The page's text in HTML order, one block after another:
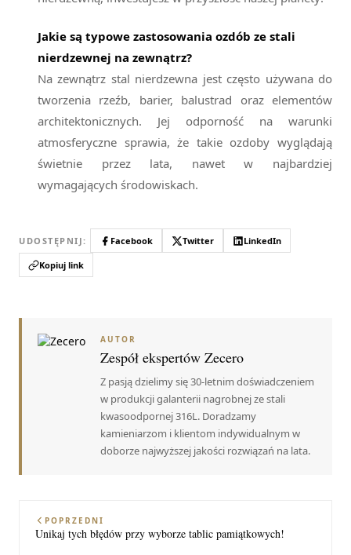
Jakie są typowe zastosowania ozdób ze stali
nierdzewnej na zewnątrz?
Na zewnątrz stal nierdzewna jest często używana do
tworzenia rzeźb, barier, balustrad oraz elementów
architektonicznych. Jej odporność na warunki
atmosferyczne sprawia, że takie ozdoby wyglądają
świetnie przez lata, nawet w najbardziej
wymagających środowiskach.
UDOSTĘPNIJ: Facebook Twitter LinkedIn
Kopiuj link
AUTOR
Zespół ekspertów Zecero
Z pasją dzielimy się 30-letnim doświadczeniem
w produkcji galanterii nagrobnej ze stali
kwasoodpornej 316L. Doradzamy
kamieniarzom i klientom indywidualnym w
doborze najwyższej jakości rozwiązań na lata.
POPRZEDNI
Unikaj tych błędów przy wyborze tablic pamiątkowych!